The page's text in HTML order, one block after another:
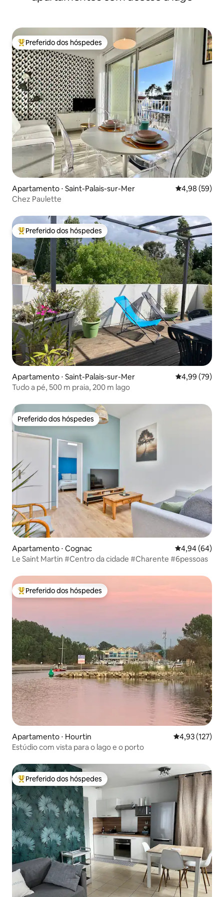
Entre os melhores preferidos dos hóspedes
Preferido dos hóspedes
Apartamento ⋅ Saint-Palais-sur-Mer 4,98 de uma
4,98 (59)
Chez Paulette
Entre os melhores preferidos dos hóspedes
Preferido dos hóspedes
Apartamento ⋅ Saint-Palais-sur-Mer 4,99 de uma
4,99 (79)
Tudo a pé, 500 m praia, 200 m lago
Preferido dos hóspedes
Preferido dos hóspedes
Apartamento ⋅ Cognac 4,94 de uma
4,94 (64)
Le Saint Martin #Centro da cidade #Charente #6pessoas
Entre os melhores preferidos dos hóspedes
Preferido dos hóspedes
Apartamento ⋅ Hourtin 4,93 de uma
4,93 (127)
Estúdio com vista para o lago e o porto
Entre os melhores preferidos dos hóspedes
Preferido dos hóspedes